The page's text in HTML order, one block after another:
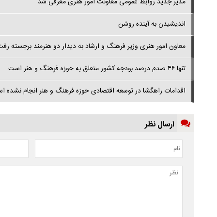
اندیشیدن به آینده روشن
معاون امور هنری وزیر فرهنگ و ارشاد به دیدار دو هنرمند برجسته
تنها ۴۶ صدم درصد بودجه کشور متعلق به حوزه فرهنگ و هنر است
اقدامات راهگشا در توسعه اقتصادی حوزه فرهنگ و هنر انجام نشده
ارسال نظر